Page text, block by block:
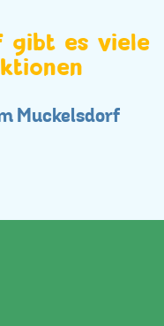
gibt es viele
Muckelsdorf